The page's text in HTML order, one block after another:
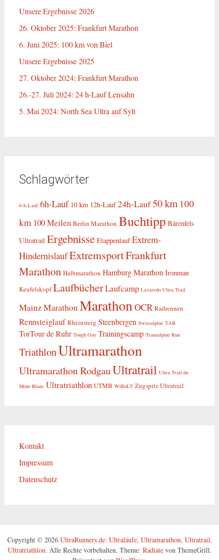
Unsere Ergebnisse 2026
26. Oktober 2025: Frankfurt Marathon
6. Juni 2025: 100 km von Biel
Unsere Ergebnisse 2025
27. Oktober 2024: Frankfurt Marathon
26.-27. Juli 2024: 24 h-Lauf Lensahn
5. Mai 2024: North Sea Ultra auf Sylt
Schlagwörter
6-h-Lauf 6h-Lauf 10 km 12h-Lauf 24h-Lauf50 km 100
km 100 Meilen Berlin Marathon Buchtipp Bärenfels
Ultratrail Ergebnisse Etappenlauf Extrem-
HindernislaufExtremsportFrankfurt
Marathon Halbmarathon Hamburg Marathon Ironman
Keufelskopf LaufbücherLaufcamp Lavaredo Ultra Trail
Mainz MarathonMarathonOCR Radrennen
Rennsteiglauf Rheinsteig Steenbergen Swissalpine TAR
TorTour de Ruhr Tough Guy Trainingscamp Transalpine Run
TriathlonUltramarathon
Ultramarathon RodgauUltratrail Ultra Trail du
Mont-Blanc Ultratriathlon UTMB WiBoLT Zugspitz Ultratrail
Kontakt
Impressum
Datenschutz
Copyright © 2026 UltraRunners.de: Ultraläufe, Ultramarathon, Ultratrail,
Ultratriathlon. Alle Rechte vorbehalten. Theme: Radiatevon ThemeGrill.